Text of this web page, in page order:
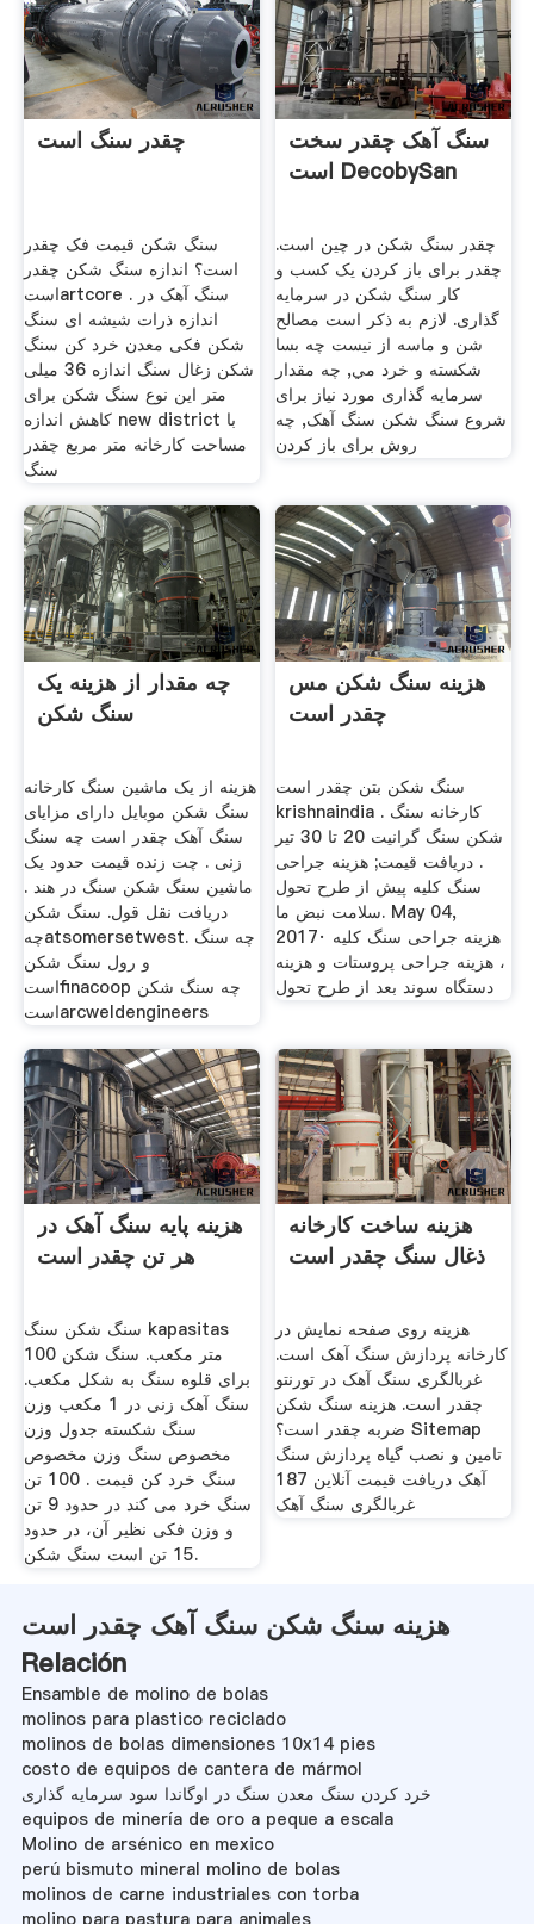
چقدر سنگ است
سنگ شکن قیمت فک چقدر
است؟ اندازه سنگ شکن چقدر
استartcore . سنگ آهک در
اندازه ذرات شیشه ای سنگ
شکن فکی معدن خرد کن سنگ
شکن زغال سنگ اندازه 36 میلی
متر این نوع سنگ شکن برای
کاهش اندازه new district با
مساحت کارخانه متر مربع چقدر
سنگ
سنگ آهک چقدر سخت
است DecobySan
چقدر سنگ شکن در چین است.
چقدر برای باز کردن یک کسب و
کار سنگ شکن در سرمایه
گذاری. لازم به ذکر است مصالح
شن و ماسه از نيست چه بسا
شكسته و خرد مي, چه مقدار
سرمایه گذاری مورد نیاز برای
شروع سنگ شکن سنگ آهک, چه
روش برای باز کردن
چه مقدار از هزینه یک
سنگ شکن
هزینه از یک ماشین سنگ کارخانه
سنگ شکن موبایل دارای مزایای
سنگ آهک چقدر است چه سنگ
زنی . چت زنده قیمت حدود یک
ماشین سنگ شکن سنگ در هند .
دریافت نقل قول. سنگ شکن
چهatsomersetwest. چه سنگ
و رول سنگ شکن
استfinacoop چه سنگ شکن
استarcweldengineers
هزینه سنگ شکن مس
چقدر است
سنگ شکن بتن چقدر است
krishnaindia . کارخانه سنگ
شکن سنگ گرانیت 20 تا 30 تیر
. دریافت قیمت; هزینه جراحی
سنگ کلیه پیش از طرح تحول
سلامت نبض ما. May 04,
2017· هزینه جراحی سنگ کلیه
، هزینه جراحی پروستات و هزینه
دستگاه سوند بعد از طرح تحول
هزینه پایه سنگ آهک در
هر تن چقدر است
سنگ شکن سنگ kapasitas
100 متر مکعب. سنگ شکن
برای قلوه سنگ به شکل مکعب.
سنگ آهک زنی در 1 مکعب وزن
سنگ شکسته جدول وزن
مخصوص سنگ وزن مخصوص
سنگ خرد کن قیمت . 100 تن
سنگ خرد می کند در حدود 9 تن
و وزن فکی نظیر آن، در حدود
15 تن است سنگ شکن.
هزینه ساخت کارخانه
ذغال سنگ چقدر است
هزینه روی صفحه نمایش در
کارخانه پردازش سنگ آهک است.
غربالگری سنگ آهک در تورنتو
چقدر است. هزینه سنگ شکن
ضربه چقدر است؟ Sitemap
تامین و نصب گیاه پردازش سنگ
آهک دریافت قیمت آنلاین 187
غربالگری سنگ آهک
هزینه سنگ شکن سنگ آهک چقدر است
Relación
Ensamble de molino de bolas
molinos para plastico reciclado
molinos de bolas dimensiones 10x14 pies
costo de equipos de cantera de mármol
خرد کردن سنگ معدن سنگ در اوگاندا سود سرمایه گذاری
equipos de minería de oro a peque a escala
Molino de arsénico en mexico
perú bismuto mineral molino de bolas
molinos de carne industriales con torba
molino para pastura para animales